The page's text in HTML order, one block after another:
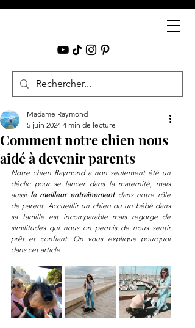
Comment notre chien nous
aidé à devenir parents
Madame Raymond
5 juin 2024 4 min de lecture
Notre chien Raymond a non seulement été un
déclic pour se lancer dans la maternité, mais
aussi le meilleur entraînement dans notre rôle
de parent. Accueillir un chien ou un bébé dans
sa famille est incomparable mais regorge de
similitudes qui nous on permis de nous sentir
prêt et confiant. On vous explique pourquoi
dans cet article.